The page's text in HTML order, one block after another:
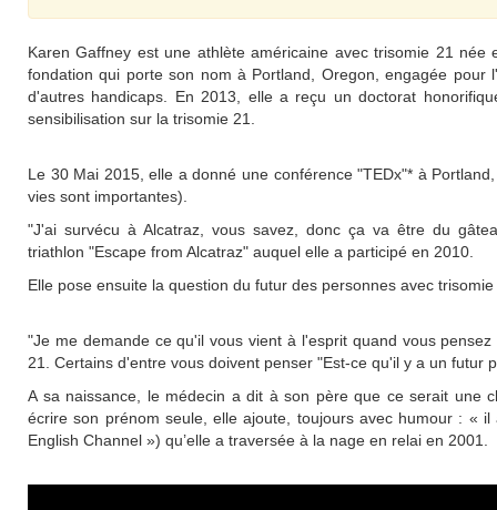
Karen Gaffney est une athlète américaine avec trisomie 21 née
fondation qui porte son nom à Portland, Oregon, engagée pour
d'autres handicaps. En 2013, elle a reçu un doctorat
sensibilisation sur la trisomie 21.
Le 30 Mai 2015, elle a donné une conférence "TEDx"* à
vies sont importantes).
"J'ai survécu à Alcatraz, vous savez, donc ça va être du
triathlon "Escape from Alcatraz" auquel elle a participé en 2010.
Elle pose ensuite la question du futur des personnes avec
"Je me demande ce qu'il vous vient à l'esprit quand vous
21. Certains d'entre vous doivent penser "Est-ce qu'il y a un futur
A sa naissance, le médecin a dit à son père que ce serait une
écrire son prénom seule, elle ajoute, toujours avec humour : «
English Channel ») qu’elle a traversée à la nage en relai en 2001.